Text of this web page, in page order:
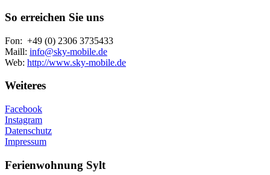
So erreichen Sie uns
Fon: +49 (0) 2306 3735433
Maill: info@sky-mobile.de
Web: http://www.sky-mobile.de
Weiteres
Facebook
Instagram
Datenschutz
Impressum
Ferienwohnung Sylt